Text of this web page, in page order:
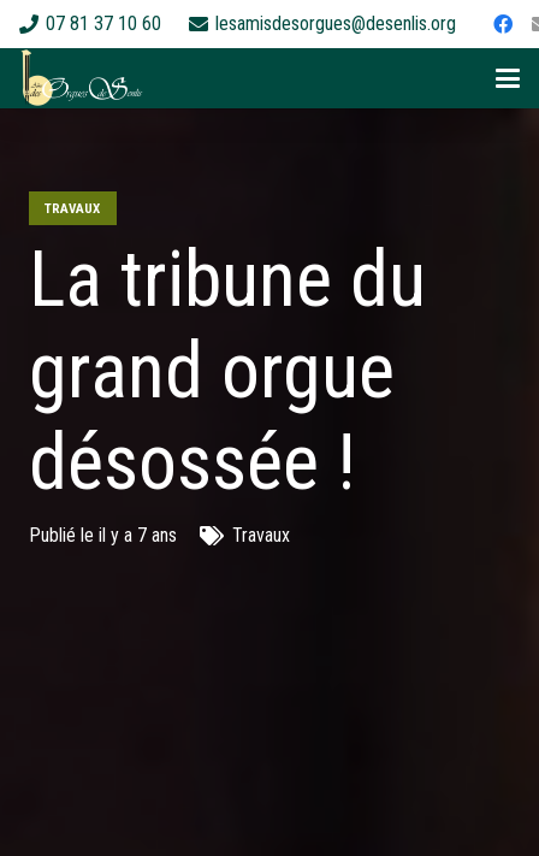
07 81 37 10 60 lesamisdesorgues@desenlis.org
TRAVAUX
La tribune du
grand orgue
désossée !
Publié le il y a 7 ans Travaux